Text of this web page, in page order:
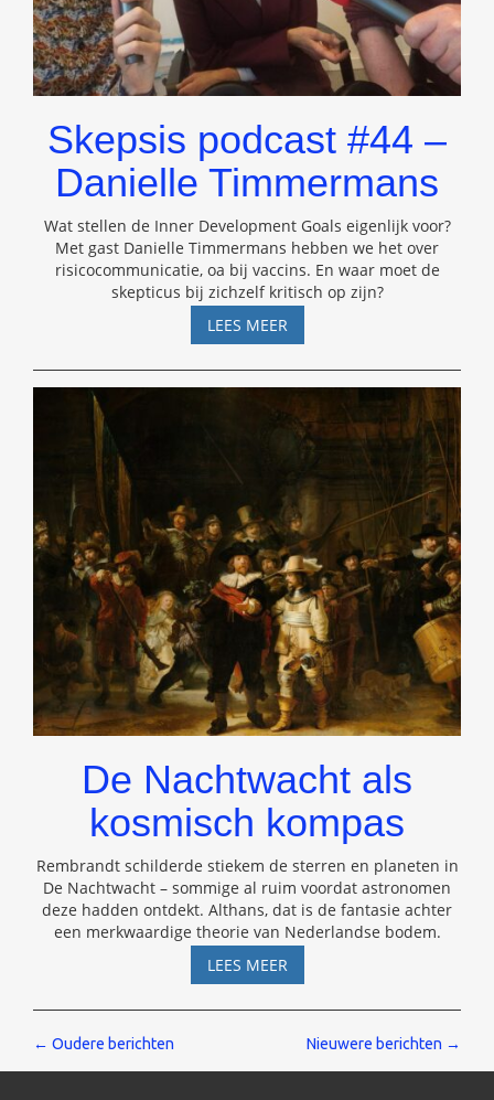
Skepsis podcast #44 –
Danielle Timmermans
Wat stellen de Inner Development Goals eigenlijk voor?
Met gast Danielle Timmermans hebben we het over
risicocommunicatie, oa bij vaccins. En waar moet de
skepticus bij zichzelf kritisch op zijn?
LEES MEERSKEPSIS
PODCAST
#44
–
DANIELLE
TIMMERMANS
De Nachtwacht als
kosmisch kompas
Rembrandt schilderde stiekem de sterren en planeten in
De Nachtwacht – sommige al ruim voordat astronomen
deze hadden ontdekt. Althans, dat is de fantasie achter
een merkwaardige theorie van Nederlandse bodem.
LEES MEERDE
NACHTWACHT
ALS
KOMPAS
Berichten
← Oudere berichten Nieuwere berichten →